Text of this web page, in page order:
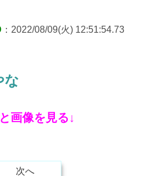
：2022/08/09(火) 12:51:54.73
な
画像を見る↓
次へ